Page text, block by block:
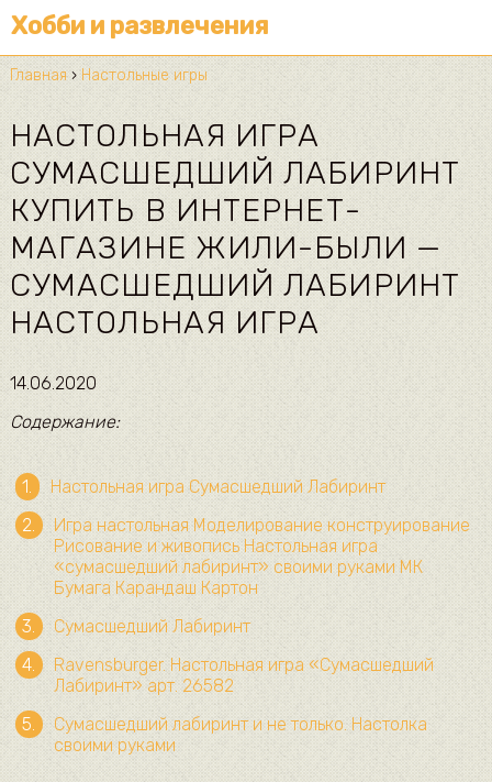
Хобби и развлечения
Главная› Настольные игры
НАСТОЛЬНАЯ ИГРА
СУМАСШЕДШИЙ ЛАБИРИНТ
КУПИТЬ В ИНТЕРНЕТ-
МАГАЗИНЕ ЖИЛИ-БЫЛИ —
СУМАСШЕДШИЙ ЛАБИРИНТ
НАСТОЛЬНАЯ ИГРА
14.06.2020
Содержание:
Настольная игра Сумасшедший Лабиринт
Игра настольная Моделирование конструирование
Рисование и живопись Настольная игра
«сумасшедший лабиринт» своими руками МК
Бумага Карандаш Картон
Сумасшедший Лабиринт
Ravensburger. Настольная игра «Сумасшедший
Лабиринт» арт. 26582
Сумасшедший лабиринт и не только. Настолка
своими руками